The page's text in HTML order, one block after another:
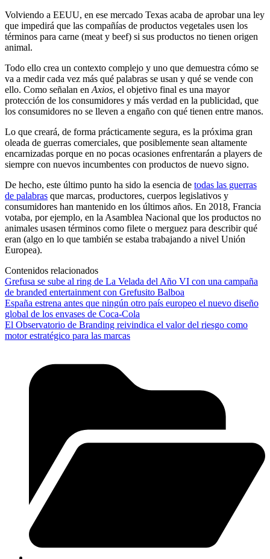
Volviendo a EEUU, en ese mercado Texas acaba de aprobar una ley
que impedirá que las compañías de productos vegetales usen los
términos para carne (meat y beef) si sus productos no tienen origen
animal.
Todo ello crea un contexto complejo y uno que demuestra cómo se
va a medir cada vez más qué palabras se usan y qué se vende con
ello. Como señalan en Axios, el objetivo final es una mayor
protección de los consumidores y más verdad en la publicidad, que
los consumidores no se lleven a engaño con qué tienen entre manos.
Lo que creará, de forma prácticamente segura, es la próxima gran
oleada de guerras comerciales, que posiblemente sean altamente
encarnizadas porque en no pocas ocasiones enfrentarán a players de
siempre con nuevos incumbentes con productos de nuevo signo.
De hecho, este último punto ha sido la esencia de todas las guerras
de palabras que marcas, productores, cuerpos legislativos y
consumidores han mantenido en los últimos años. En 2018, Francia
votaba, por ejemplo, en la Asamblea Nacional que los productos no
animales usasen términos como filete o merguez para describir qué
eran (algo en lo que también se estaba trabajando a nivel Unión
Europea).
Contenidos relacionados
Grefusa se sube al ring de La Velada del Año VI con una campaña
de branded entertainment con Grefusito Balboa
España estrena antes que ningún otro país europeo el nuevo diseño
global de los envases de Coca-Cola
El Observatorio de Branding reivindica el valor del riesgo como
motor estratégico para las marcas